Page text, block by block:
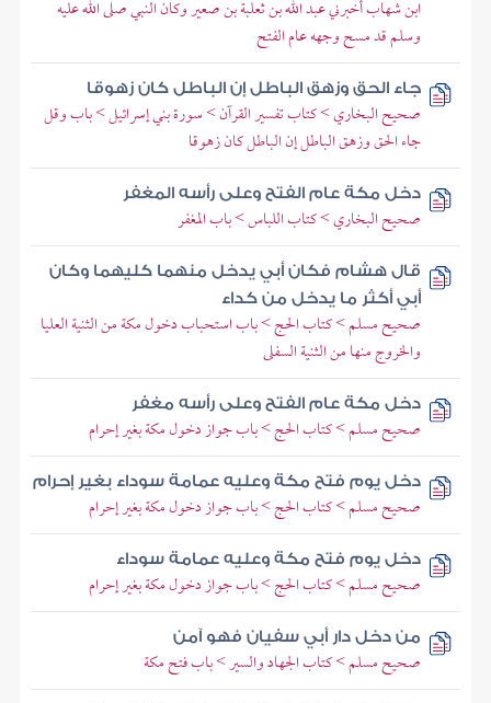
ابن شهاب أخبرني عبد الله بن ثعلبة بن صعير وكان النبي صلى الله عليه
وسلم قد مسح وجهه عام الفتح
جاء الحق وزهق الباطل إن الباطل كان زهوقا
صحيح البخاري > كتاب تفسير القرآن > سورة بني إسرائيل > باب وقل
جاء الحق وزهق الباطل إن الباطل كان زهوقا
دخل مكة عام الفتح وعلى رأسه المغفر
صحيح البخاري > كتاب اللباس > باب المغفر
قال هشام فكان أبي يدخل منهما كليهما وكان
أبي أكثر ما يدخل من كداء
صحيح مسلم > كتاب الحج > باب استحباب دخول مكة من الثنية العليا
والخروج منها من الثنية السفلى
دخل مكة عام الفتح وعلى رأسه مغفر
صحيح مسلم > كتاب الحج > باب جواز دخول مكة بغير إحرام
دخل يوم فتح مكة وعليه عمامة سوداء بغير إحرام
صحيح مسلم > كتاب الحج > باب جواز دخول مكة بغير إحرام
دخل يوم فتح مكة وعليه عمامة سوداء
صحيح مسلم > كتاب الحج > باب جواز دخول مكة بغير إحرام
من دخل دار أبي سفيان فهو آمن
صحيح مسلم > كتاب الجهاد والسير > باب فتح مكة